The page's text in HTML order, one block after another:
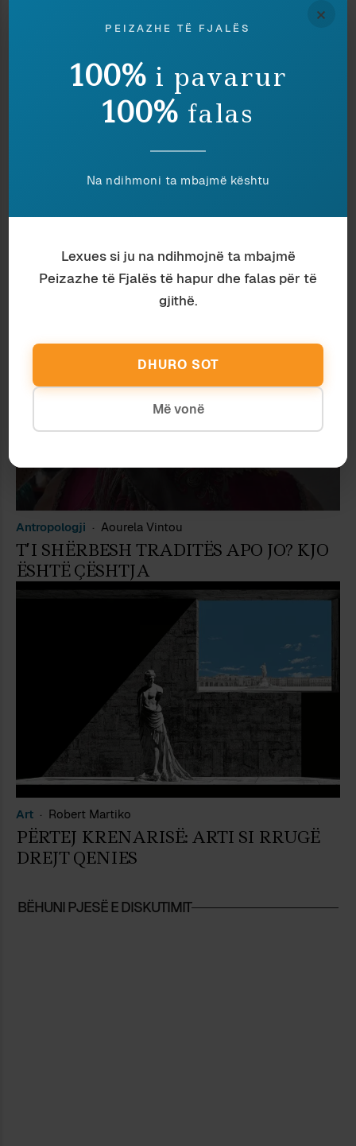
Antropologji Ardian Vehbiu
TË VRASËSH ME MUZIKË
Antropologji Aourela Vintou
T’I SHËRBESH TRADITËS APO JO? KJO
ËSHTË ÇËSHTJA
Art Robert Martiko
PËRTEJ KRENARISË: ARTI SI RRUGË
DREJT QENIES
BËHUNI PJESË E DISKUTIMIT
×
PEIZAZHE TË FJALËS
100% i pavarur
100% falas
Na ndihmoni ta mbajmë kështu
Lexues si ju na ndihmojnë ta mbajmë
Peizazhe të Fjalës të hapur dhe falas për të
gjithë.
DHURO SOT
Më vonë